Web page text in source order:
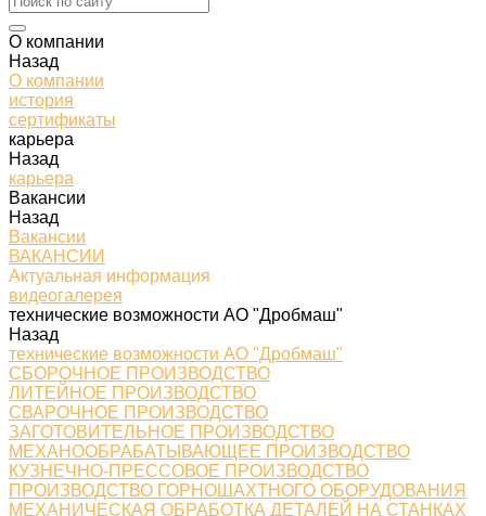
О компании
Назад
О компании
история
сертификаты
карьера
Назад
карьера
Вакансии
Назад
Вакансии
ВАКАНСИИ
Актуальная информация
видеогалерея
технические возможности АО "Дробмаш"
Назад
технические возможности АО "Дробмаш"
СБОРОЧНОЕ ПРОИЗВОДСТВО
ЛИТЕЙНОЕ ПРОИЗВОДСТВО
СВАРОЧНОЕ ПРОИЗВОДСТВО
ЗАГОТОВИТЕЛЬНОЕ ПРОИЗВОДСТВО
МЕХАНООБРАБАТЫВАЮЩЕЕ ПРОИЗВОДСТВО
КУЗНЕЧНО-ПРЕССОВОЕ ПРОИЗВОДСТВО
ПРОИЗВОДСТВО ГОРНОШАХТНОГО ОБОРУДОВАНИЯ
МЕХАНИЧЕСКАЯ ОБРАБОТКА ДЕТАЛЕЙ НА СТАНКАХ